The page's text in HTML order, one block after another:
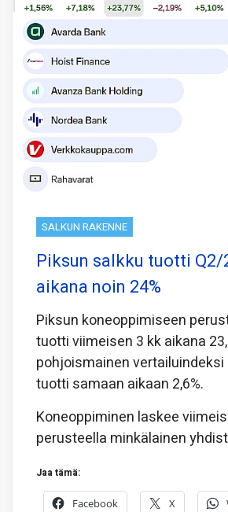
SALKUN RAKENNE
Piksun salkku tuotti Q2/
aikana noin 24%
Piksun koneoppimiseen
tuotti viimeisen 3 kk aikana
pohjoismainen vertailuindeksi
tuotti samaan aikaan 2,6%.
Koneoppiminen laskee
perusteella minkälainen
Jaa tämä:
Facebook X